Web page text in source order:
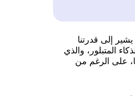
إلى قدرتنا
المتبلور، والذي
على الرغم من